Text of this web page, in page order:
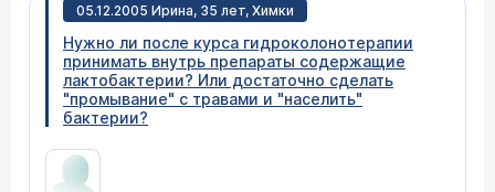
05.12.2005 Ирина, 35 лет, Химки
Нужно ли после курса гидроколонотерапии
принимать внутрь препараты содержащие
лактобактерии? Или достаточно сделать
"промывание" с травами и "населить"
бактерии?